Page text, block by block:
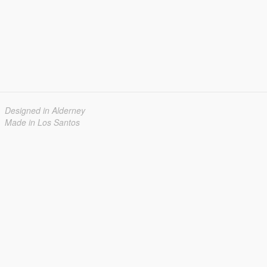
Designed in Alderney
Made in Los Santos